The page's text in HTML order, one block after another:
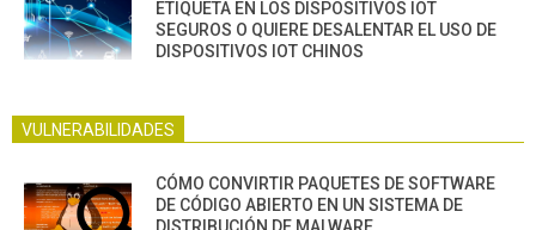
ETIQUETA EN LOS DISPOSITIVOS IOT
SEGUROS O QUIERE DESALENTAR EL USO DE
DISPOSITIVOS IOT CHINOS
VULNERABILIDADES
CÓMO CONVIRTIR PAQUETES DE SOFTWARE
DE CÓDIGO ABIERTO EN UN SISTEMA DE